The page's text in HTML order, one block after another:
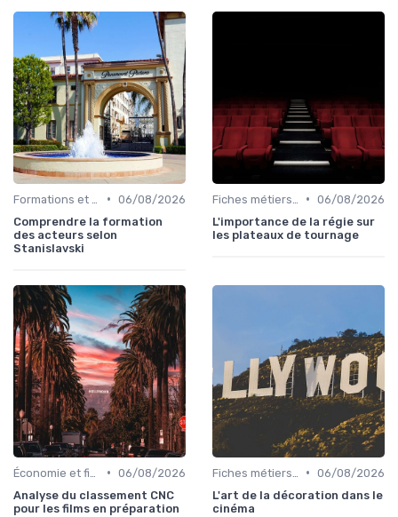
• 06/08/2026
Comprendre la formation
des acteurs selon
Stanislavski
• 06/08/2026
L'importance de la régie sur
les plateaux de tournage
• 06/08/2026
Analyse du classement CNC
pour les films en préparation
• 06/08/2026
L'art de la décoration dans le
cinéma